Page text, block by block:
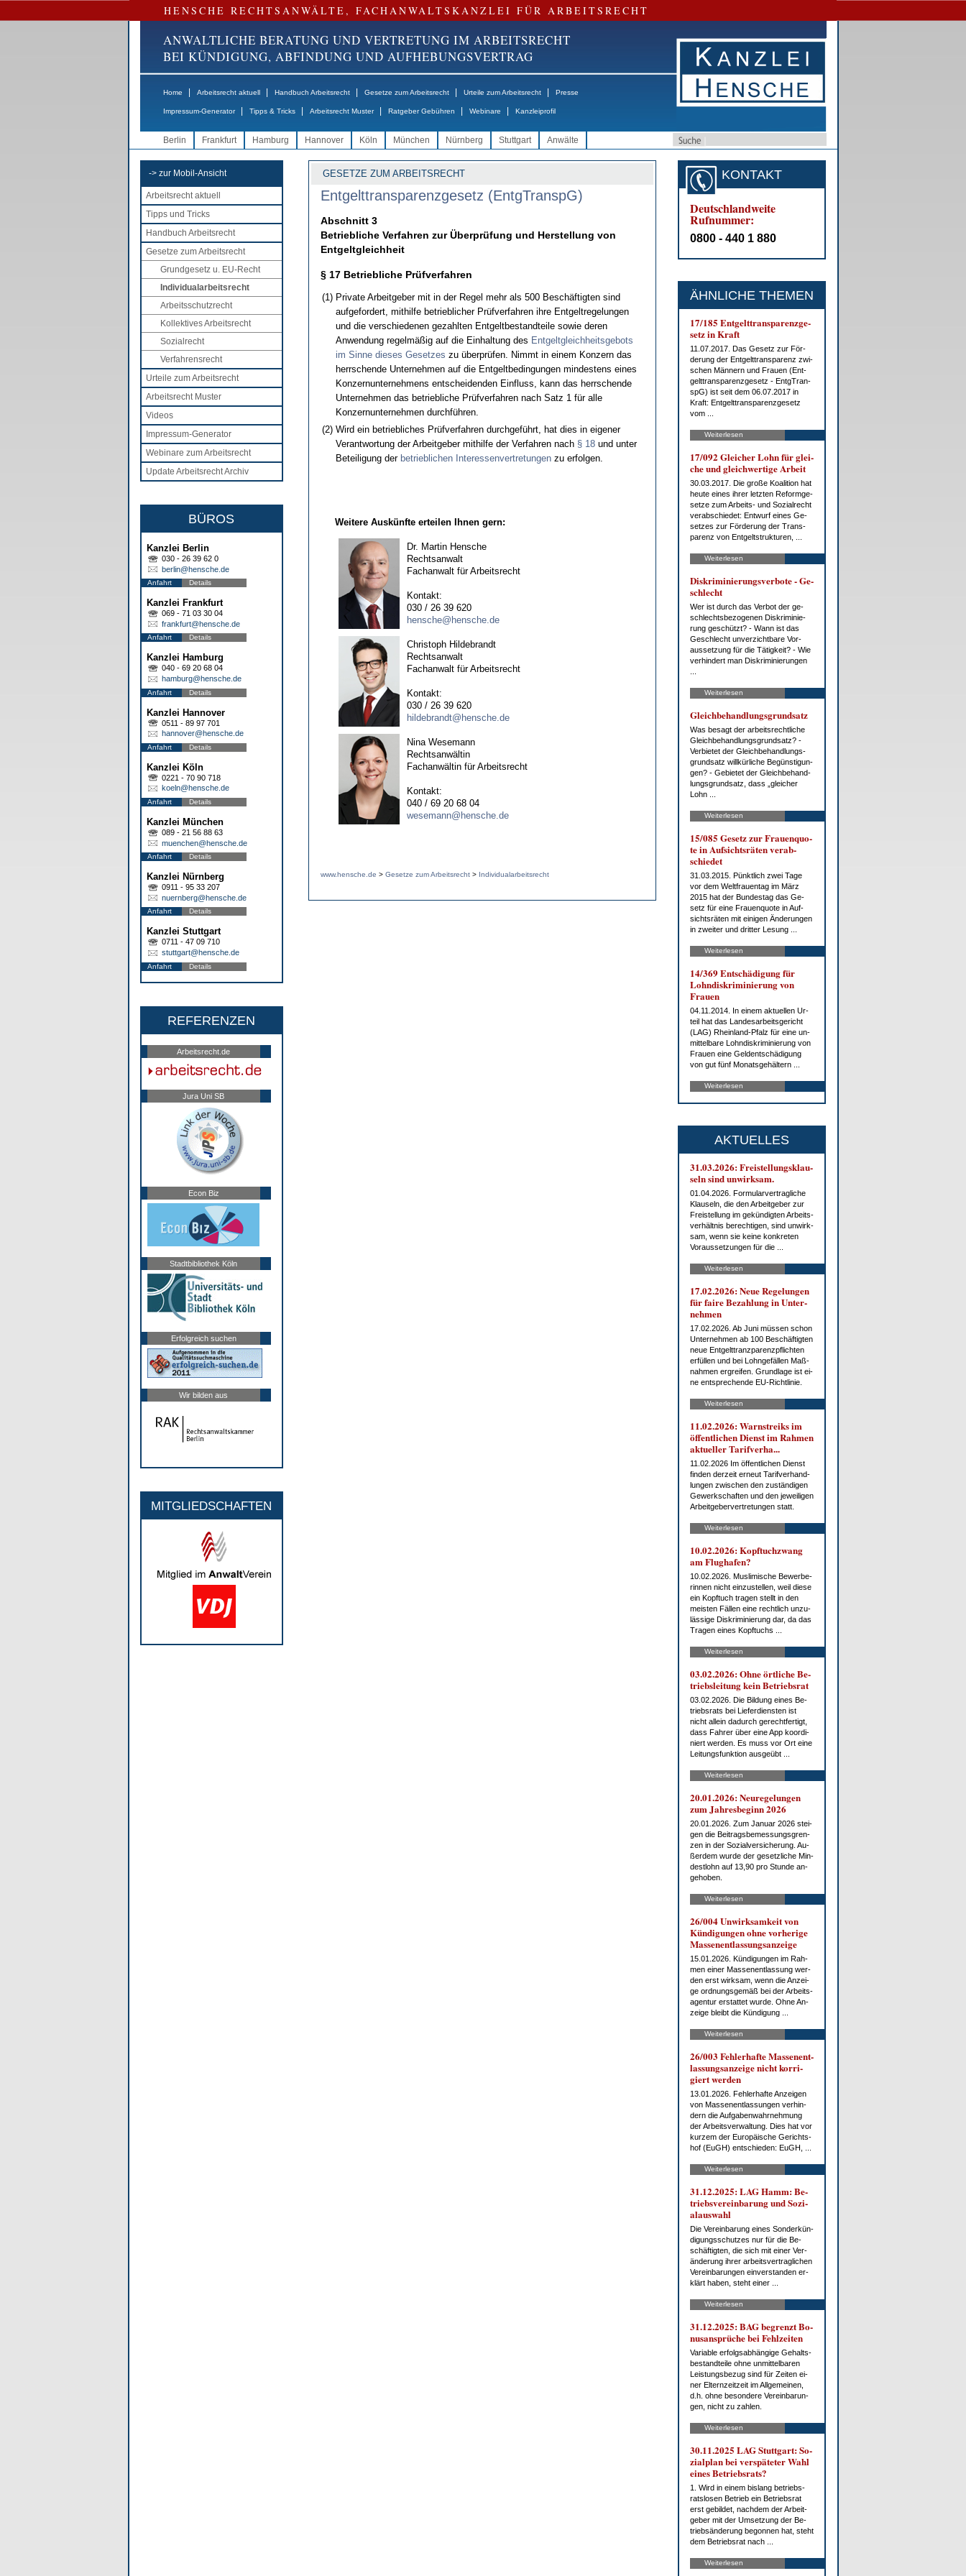
HENSCHE RECHTSANWÄLTE, FACHANWALTSKANZLEI FÜR ARBEITSRECHT
ANWALTLICHE BERATUNG UND VERTRETUNG IM ARBEITSRECHT
BEI KÜNDIGUNG, ABFINDUNG UND AUFHEBUNGSVERTRAG
Home Arbeitsrecht aktuell Handbuch Arbeitsrecht Gesetze zum Arbeitsrecht Urteile zum Arbeitsrecht Presse
Impressum-Generator Tipps & Tricks Arbeitsrecht Muster Ratgeber Gebühren Webinare Kanzleiprofil
Berlin Frankfurt Hamburg Hannover Köln München Nürnberg Stuttgart Anwälte
-> zur Mobil-Ansicht
Arbeitsrecht aktuell
Tipps und Tricks
Handbuch Arbeitsrecht
Gesetze zum Arbeitsrecht
Grundgesetz u. EU-Recht
Individualarbeitsrecht
Arbeitsschutzrecht
Kollektives Arbeitsrecht
Sozialrecht
Verfahrensrecht
Urteile zum Arbeitsrecht
Arbeitsrecht Muster
Videos
Impressum-Generator
Webinare zum Arbeitsrecht
Update Arbeitsrecht Archiv
BÜROS
Kanzlei Berlin
030 - 26 39 62 0
berlin@hensche.de
Anfahrt Details
Kanzlei Frankfurt
069 - 71 03 30 04
frankfurt@hensche.de
Anfahrt Details
Kanzlei Hamburg
040 - 69 20 68 04
hamburg@hensche.de
Anfahrt Details
Kanzlei Hannover
0511 - 89 97 701
hannover@hensche.de
Anfahrt Details
Kanzlei Köln
0221 - 70 90 718
koeln@hensche.de
Anfahrt Details
Kanzlei München
089 - 21 56 88 63
muenchen@hensche.de
Anfahrt Details
Kanzlei Nürnberg
0911 - 95 33 207
nuernberg@hensche.de
Anfahrt Details
Kanzlei Stuttgart
0711 - 47 09 710
stuttgart@hensche.de
Anfahrt Details
REFERENZEN
Arbeitsrecht.de
Jura Uni SB
Econ Biz
Stadtbibliothek Köln
Erfolgreich suchen
Wir bilden aus
MITGLIEDSCHAFTEN
GESETZE ZUM ARBEITSRECHT
Entgelttransparenzgesetz (EntgTranspG)
Abschnitt 3
Betriebliche Verfahren zur Überprüfung und Herstellung von
Entgeltgleichheit
§ 17 Betriebliche Prüfverfahren
(1) Private Arbeitgeber mit in der Regel mehr als 500 Beschäftigten sind
aufgefordert, mithilfe betrieblicher Prüfverfahren ihre Entgeltregelungen
und die verschiedenen gezahlten Entgeltbestandteile sowie deren
Anwendung regelmäßig auf die Einhaltung des Entgeltgleichheitsgebots
im Sinne dieses Gesetzes zu überprüfen. Nimmt in einem Konzern das
herrschende Unternehmen auf die Entgeltbedingungen mindestens eines
Konzernunternehmens entscheidenden Einfluss, kann das herrschende
Unternehmen das betriebliche Prüfverfahren nach Satz 1 für alle
Konzernunternehmen durchführen.
(2) Wird ein betriebliches Prüfverfahren durchgeführt, hat dies in eigener
Verantwortung der Arbeitgeber mithilfe der Verfahren nach § 18und unter
Beteiligung der betrieblichen Interessenvertretungenzu erfolgen.
Weitere Auskünfte erteilen Ihnen gern:
Dr. Martin Hensche
Rechtsanwalt
Fachanwalt für Arbeitsrecht
Kontakt:
030 / 26 39 620
hensche@hensche.de
Christoph Hildebrandt
Rechtsanwalt
Fachanwalt für Arbeitsrecht
Kontakt:
030 / 26 39 620
hildebrandt@hensche.de
Nina Wesemann
Rechtsanwältin
Fachanwältin für Arbeitsrecht
Kontakt:
040 / 69 20 68 04
wesemann@hensche.de
www.hensche.de > Gesetze zum Arbeitsrecht > Individualarbeitsrecht
KONTAKT
Deutschlandweite
Rufnummer:
0800 - 440 1 880
ÄHNLICHE THEMEN
17/185 Ent­gelt­trans­pa­renz­ge­
setz in Kraft
11.07.2017. Das Ge­setz zur För­
de­rung der Ent­gelt­trans­pa­renz zwi­
schen Män­nern und Frau­en (Ent­
gelt­trans­pa­renz­ge­setz - Ent­g­Tran­
spG) ist seit dem 06.07.2017 in
Kraft: Ent­gelt­trans­pa­renz­ge­setz
vom ...
Weiterlesen
17/092 Glei­cher Lohn für glei­
che und gleich­wer­ti­ge Ar­beit
30.03.2017. Die gro­ße Ko­ali­ti­on hat
heu­te ei­nes ih­rer letz­ten Re­form­ge­
set­ze zum Ar­beits- und So­zi­al­recht
ver­ab­schie­det: Ent­wurf ei­nes Ge­
set­zes zur För­de­rung der Trans­
pa­renz von Ent­gelt­struk­tu­ren, ...
Weiterlesen
Dis­kri­mi­nie­rungs­ver­bo­te - Ge­
schlecht
Wer ist durch das Ver­bot der ge­
schlechts­be­zo­ge­nen Dis­kri­mi­nie­
rung ge­schützt? - Wann ist das
Ge­schlecht un­ver­zicht­ba­re Vor­
aus­set­zung für die Tä­tig­keit? - Wie
ver­hin­dert man Dis­kri­mi­nie­run­gen
Weiterlesen
Gleich­be­hand­lungs­grund­satz
Was be­sagt der ar­beits­recht­li­che
Gleich­be­hand­lungs­grund­satz? -
Ver­bie­tet der Gleich­be­hand­lungs­
grund­satz will­kür­li­che Be­güns­ti­gun­
gen? - Ge­bie­tet der Gleich­be­hand­
lungs­grund­satz, dass „glei­cher
Lohn ...
Weiterlesen
15/085 Ge­setz zur Frau­en­quo­
te in Auf­sichts­rä­ten ver­ab­
schie­det
31.03.2015. Pünkt­lich zwei Ta­ge
vor dem Welt­frau­en­tag im März
2015 hat der Bun­des­tag das Ge­
setz für ei­ne Frau­en­quo­te in Auf­
sichts­rä­ten mit ei­ni­gen Än­de­run­gen
in zwei­ter und drit­ter Le­sung ...
Weiterlesen
14/369 Ent­schä­di­gung für
Lohn­dis­kri­mi­nie­rung von
Frau­en
04.11.2014. In ei­nem ak­tu­el­len Ur­
teil hat das Lan­des­ar­beits­ge­richt
(LAG) Rhein­land-Pfalz für ei­ne un­
mit­tel­ba­re Lohn­dis­kri­mi­nie­rung von
Frau­en ei­ne Gel­dent­schä­di­gung
von gut fünf Mo­nats­ge­häl­tern ...
Weiterlesen
AKTUELLES
31.03.2026: Frei­stel­lungs­klau­
seln sind un­wirk­sam.
01.04.2026. For­mu­lar­ver­trag­li­che
Klau­seln, die den Ar­beit­ge­ber zur
Frei­stel­lung im ge­kün­dig­ten Ar­beits­
ver­hält­nis be­rech­ti­gen, sind un­wirk­
sam, wenn sie kei­ne kon­kre­ten
Vor­aus­set­zun­gen für die ...
Weiterlesen
17.02.2026: Neue Re­ge­lun­gen
für fai­re Be­zah­lung in Un­ter­
neh­men
17.02.2026. Ab Ju­ni müs­sen schon
Un­ter­neh­men ab 100 Be­schäf­tig­ten
neue Ent­gelt­tranz­pa­renz­pflich­ten
er­fül­len und bei Lohn­ge­fäl­len Maß­
nah­men er­grei­fen. Grund­la­ge ist ei­
ne ent­spre­chen­de EU-Richt­li­nie.
Weiterlesen
11.02.2026: Warn­streiks im
öf­fent­li­chen Dienst im Rah­men
ak­tu­el­ler Ta­rif­ver­ha...
11.02.2026 Im öf­fent­li­chen Dienst
fin­den der­zeit er­neut Ta­rif­ver­hand­
lun­gen zwi­schen den zu­stän­di­gen
Ge­werk­schaf­ten und den je­wei­li­gen
Ar­beit­ge­ber­ver­tre­tun­gen statt.
Weiterlesen
10.02.2026: Kopf­tuch­zwang
am Flug­ha­fen?
10.02.2026. Mus­li­mi­sche Be­wer­be­
rin­nen nicht ein­zu­stel­len, weil die­se
ein Kopf­tuch tra­gen stellt in den
meis­ten Fäl­len ei­ne recht­lich un­zu­
läs­si­ge Dis­kri­mi­nie­rung dar, da das
Tra­gen ei­nes Kopf­tuchs ...
Weiterlesen
03.02.2026: Oh­ne ört­li­che Be­
triebs­lei­tung kein Be­triebs­rat
03.02.2026. Die Bil­dung ei­nes Be­
triebs­rats bei Lie­fer­diens­ten ist
nicht al­lein da­durch ge­recht­fer­tigt,
dass Fah­rer über ei­ne App ko­or­di­
niert wer­den. Es muss vor Ort ei­ne
Lei­tungs­funk­ti­on aus­ge­übt ...
Weiterlesen
20.01.2026: Neu­re­ge­lun­gen
zum Jah­res­be­ginn 2026
20.01.2026. Zum Ja­nu­ar 2026 stei­
gen die Bei­trags­be­mes­sungs­gren­
zen in der So­zi­al­ver­si­che­rung. Au­
ßer­dem wur­de der ge­setz­li­che Min­
dest­lohn auf 13,90 pro St­un­de an­
ge­ho­ben.
Weiterlesen
26/004 Un­wirk­sam­keit von
Kün­di­gun­gen oh­ne vor­he­ri­ge
Mas­sen­ent­las­sungs­an­zei­ge
15.01.2026. Kün­di­gun­gen im Rah­
men ei­ner Mas­sen­ent­las­sung wer­
den erst wirk­sam, wenn die An­zei­
ge ord­nungs­ge­mäß bei der Ar­beits­
agen­tur er­stat­tet wur­de. Oh­ne An­
zei­ge bleibt die Kün­di­gung ...
Weiterlesen
26/003 Feh­ler­haf­te Mas­sen­ent­
las­sungs­an­zei­ge nicht kor­ri­
giert wer­den
13.01.2026. Feh­ler­haf­te An­zei­gen
von Mas­sen­ent­las­sun­gen ver­hin­
dern die Auf­ga­ben­wahr­neh­mung
der Ar­beits­ver­wal­tung. Dies hat vor
kur­zem der Eu­ro­päi­sche Ge­richts­
hof (EuGH) ent­schie­den: EuGH, ...
Weiterlesen
31.12.2025: LAG Hamm: Be­
triebs­ver­ein­ba­rung und So­zi­
al­aus­wahl
Die Ver­ein­ba­rung ei­nes Son­der­kün­
di­gungs­schut­zes nur für die Be­
schäf­tig­ten, die sich mit ei­ner Ver­
än­de­rung ih­rer ar­beits­ver­trag­li­chen
Ver­ein­ba­run­gen ein­ver­stan­den er­
klärt ha­ben, steht ei­ner ...
Weiterlesen
31.12.2025: BAG be­grenzt Bo­
nus­an­sprü­che bei Fehl­zei­ten
Va­ria­ble er­folgs­ab­hän­gi­ge Ge­halts­
be­stand­tei­le oh­ne un­mit­tel­ba­ren
Leis­tungs­be­zug sind für Zei­ten ei­
ner El­tern­zeit­zeit im All­ge­mei­nen,
d.h. oh­ne be­son­de­re Ver­ein­ba­run­
gen, nicht zu zah­len.
Weiterlesen
30.11.2025 LAG Stutt­gart: So­
zi­al­plan bei ver­spä­te­ter Wahl
ei­nes Be­triebs­rats?
1. Wird in ei­nem bis­lang be­triebs­
rats­lo­sen Be­trieb ein Be­triebs­rat
erst ge­bil­det, nach­dem der Ar­beit­
ge­ber mit der Um­set­zung der Be­
trieb­s­än­de­rung be­gon­nen hat, steht
dem Be­triebs­rat nach ...
Weiterlesen